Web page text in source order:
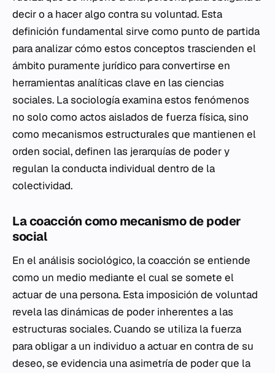
decir o a hacer algo contra su voluntad. Esta
definición fundamental sirve como punto de partida
para analizar cómo estos conceptos trascienden el
ámbito puramente jurídico para convertirse en
herramientas analíticas clave en las ciencias
sociales. La sociología examina estos fenómenos
no solo como actos aislados de fuerza física, sino
como mecanismos estructurales que mantienen el
orden social, definen las jerarquías de poder y
regulan la conducta individual dentro de la
colectividad.
La coacción como mecanismo de poder
social
En el análisis sociológico, la coacción se entiende
como un medio mediante el cual se somete el
actuar de una persona. Esta imposición de voluntad
revela las dinámicas de poder inherentes a las
estructuras sociales. Cuando se utiliza la fuerza
para obligar a un individuo a actuar en contra de su
deseo, se evidencia una asimetría de poder que la